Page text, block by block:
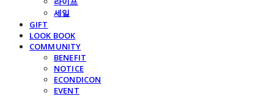
세일
GIFT
LOOK BOOK
COMMUNITY
BENEFIT
NOTICE
ECONDICON
EVENT